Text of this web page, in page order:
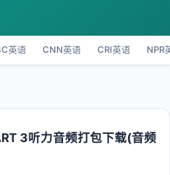
英语 CNN英语 CRI英语 NPR
3听力音频打包下载(音频